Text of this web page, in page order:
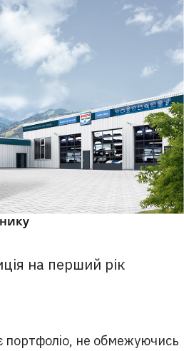
на перший рік
не обмежуючись